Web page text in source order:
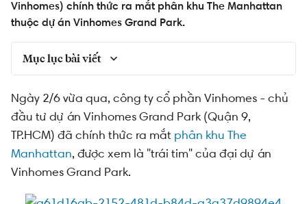
Vinhomes) chính thức ra mắt phân khu The Manhattan
thuộc dự án Vinhomes Grand Park.
Mục lục bài viết
Thông tin phân khu The Manhattan Vinhomes
Grand Park
Điểm mạnh của phân khu nhà phố The
Manhattan Vinhomes Grand Park
Ngày 2/6 vừa qua, công ty cổ phần Vinhomes - chủ
đầu tư dự án Vinhomes Grand Park (Quận 9,
TP.HCM) đã chính thức ra mắt phân khu The
Manhattan, được xem là "trái tim" của đại dự án
Vinhomes Grand Park.